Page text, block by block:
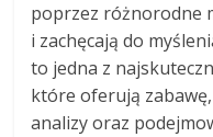
poprzez różnorodne
i zachęcają do
to jedna z
które oferują
analizy oraz